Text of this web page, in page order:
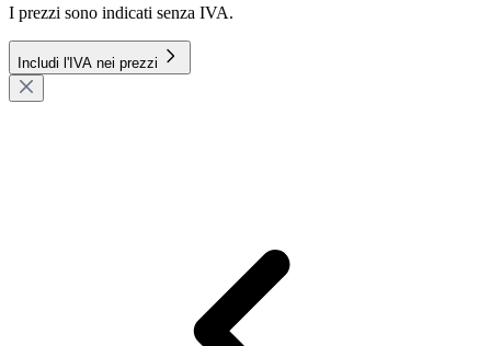
I prezzi sono indicati senza IVA.
Includi l'IVA nei prezzi